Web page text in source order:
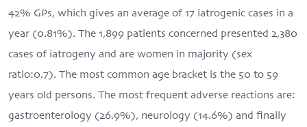
42% GPs, which gives an average of 17 iatrogenic cases in a
year (0.81%). The 1,899 patients concerned presented 2,380
cases of iatrogeny and are women in majority (sex
ratio:0.7). The most common age bracket is the 50 to 59
years old persons. The most frequent adverse reactions are:
gastroenterology (26.9%), neurology (14.6%) and finally